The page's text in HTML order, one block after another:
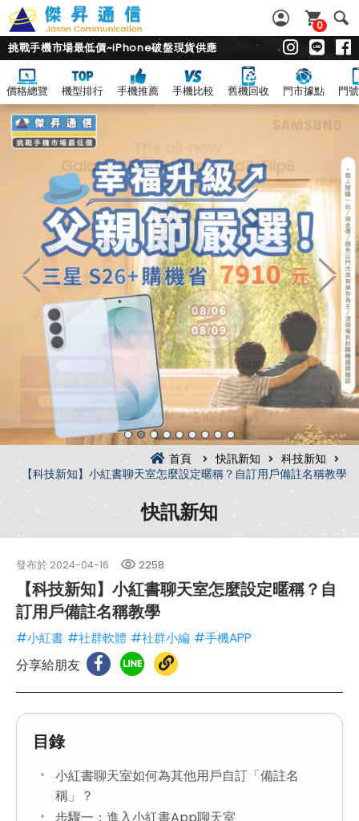
0
挑戰手機市場最低價~iPhone破盤現貨供應
價格總覽 機型排行 手機推薦 手機比較 舊機回收 門市據點 門
首頁 快訊新知
科技新知
【科技新知】小紅書聊天室怎麼設定暱稱？自訂用戶備註名稱教學
快訊新知
發布於 2024-04-16 2258
【科技新知】小紅書聊天室怎麼設定暱稱？自
訂用戶備註名稱教學
#小紅書 #社群軟體 #社群小編 #手機APP
分享給朋友
目錄
小紅書聊天室如何為其他用戶自訂「備註名
稱」？
步驟一：進入小紅書App聊天室